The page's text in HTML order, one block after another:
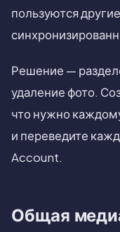
пользуются
Решение —
удаление фото.
что нужно
и переведите
Account.
Общая